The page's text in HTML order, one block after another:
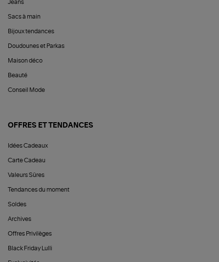
Jeans
Sacs à main
Bijoux tendances
Doudounes et Parkas
Maison déco
Beauté
Conseil Mode
OFFRES ET TENDANCES
Idées Cadeaux
Carte Cadeau
Valeurs Sûres
Tendances du moment
Soldes
Archives
Offres Privilèges
Black Friday Lulli